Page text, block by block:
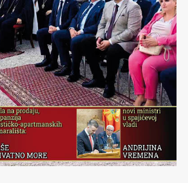
svakoga dana sarajevske olimpijade.
šampionaJure Frankakome su Sarajlije
Jureka sladjeg od bureka…”
atmosferu koju obujmljuju Zetra i
planine i borilišta, opći porast
tih dana, razdraganih lica na ulicama
to je trajalo za vrijeme Četrnaestih
kao nestvarni san. Bajka, veličanstvena
bajka,šeherska.